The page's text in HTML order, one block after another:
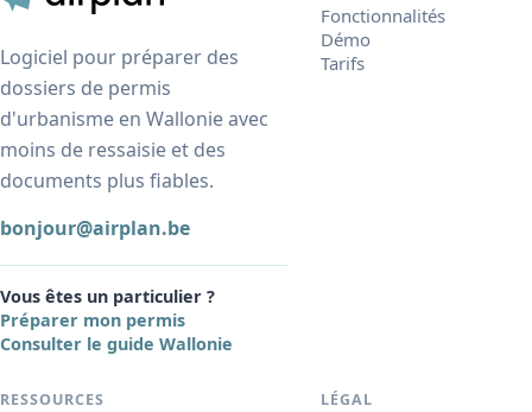
Logiciel pour préparer des
dossiers de permis
d'urbanisme en Wallonie avec
moins de ressaisie et des
documents plus fiables.
bonjour@airplan.be
Vous êtes un particulier ?
Préparer mon permis
Consulter le guide Wallonie
Fonctionnalités
Démo
Tarifs
RESSOURCES LÉGAL